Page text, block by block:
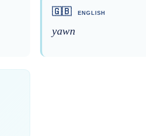
🇬🇧 ENGLISH
yawn